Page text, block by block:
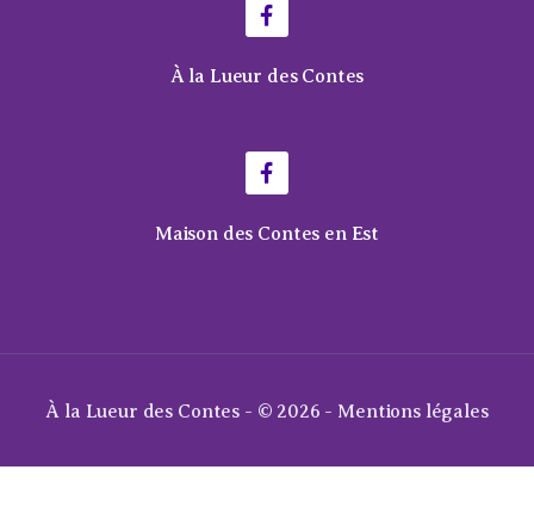
À la Lueur des Contes
Maison des Contes en Est
À la Lueur des Contes - © 2026 - Mentions légales